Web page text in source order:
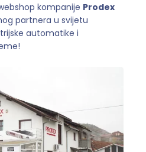
kompanije Prodex
partnera u svijetu
automatike i